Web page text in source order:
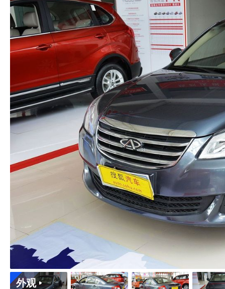
外观